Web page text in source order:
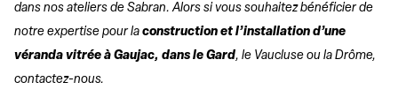
dans nos ateliers de Sabran. Alors si vous souhaitez bénéficier de
notre expertise pour la construction et l’installation d’une
véranda vitrée à Gaujac, dans le Gard, le Vaucluse ou la Drôme,
contactez-nous.